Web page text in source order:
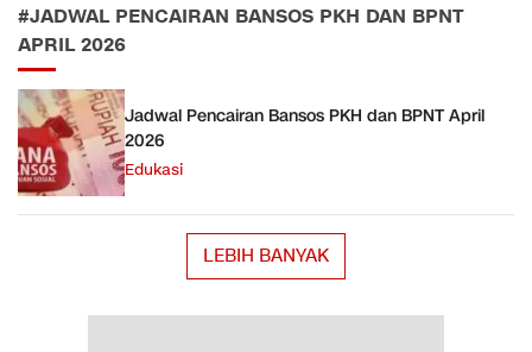
#JADWAL PENCAIRAN BANSOS PKH DAN BPNT
APRIL 2026
Jadwal Pencairan Bansos PKH dan BPNT April
2026
Edukasi
LEBIH BANYAK